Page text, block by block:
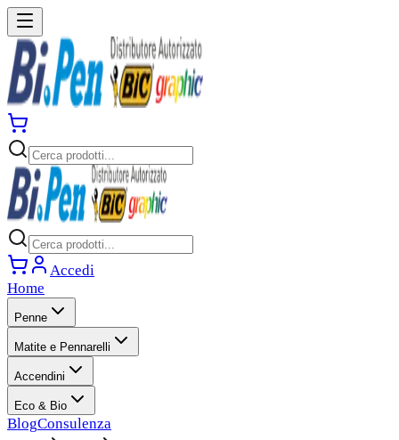
Accedi
Home
Penne
Matite e Pennarelli
Accendini
Eco & Bio
BlogConsulenza